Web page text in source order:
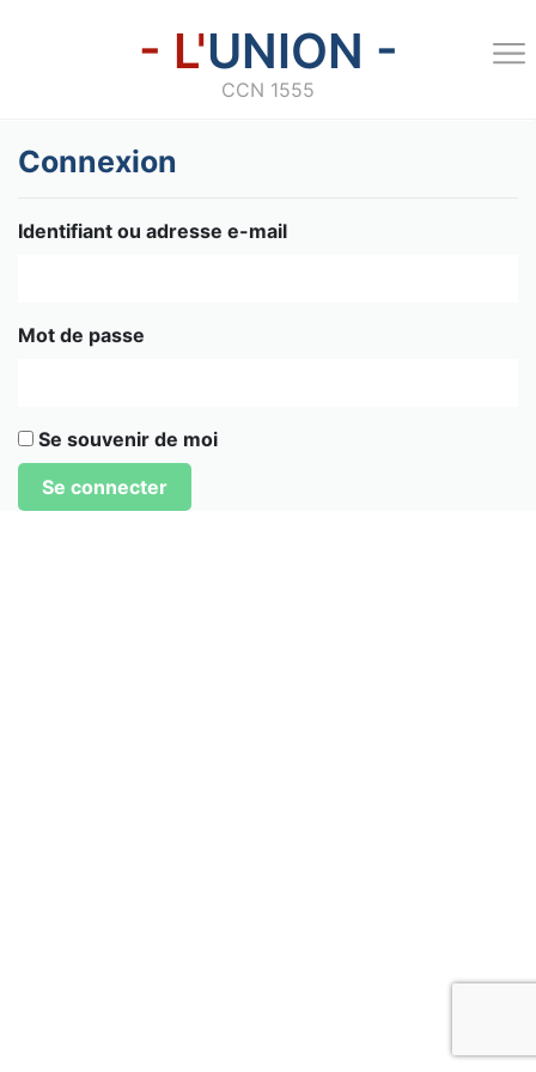
- L'UNION -
CCN 1555
Connexion
Identifiant ou adresse e-mail
Mot de passe
Se souvenir de moi